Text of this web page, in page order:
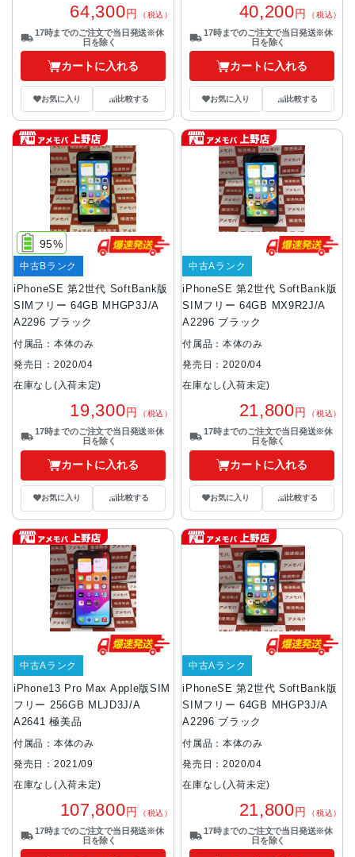
64,300円 （税込）
17時までのご注文で当日発送※休
日を除く
カートに入れる
お気に入り 比較する
40,200円 （税込）
17時までのご注文で当日発送※休
日を除く
カートに入れる
お気に入り 比較する
iPhoneSE 第2世代 SoftBank版
SIMフリー 64GB MHGP3J/A
A2296 ブラック
95%
中古Bランク
付属品：本体のみ
発売日：2020/04
在庫なし(入荷未定)
19,300円 （税込）
17時までのご注文で当日発送※休
日を除く
カートに入れる
お気に入り 比較する
iPhoneSE 第2世代 SoftBank版
SIMフリー 64GB MX9R2J/A
A2296 ブラック
中古Aランク
付属品：本体のみ
発売日：2020/04
在庫なし(入荷未定)
21,800円 （税込）
17時までのご注文で当日発送※休
日を除く
カートに入れる
お気に入り 比較する
iPhone13 Pro Max Apple版SIM
フリー 256GB MLJD3J/A
A2641 極美品
中古Aランク
付属品：本体のみ
発売日：2021/09
在庫なし(入荷未定)
107,800円 （税込）
17時までのご注文で当日発送※休
日を除く
iPhoneSE 第2世代 SoftBank版
SIMフリー 64GB MHGP3J/A
A2296 ブラック
中古Aランク
付属品：本体のみ
発売日：2020/04
在庫なし(入荷未定)
21,800円 （税込）
17時までのご注文で当日発送※休
日を除く